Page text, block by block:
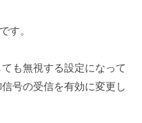
す。
も無視する設定になって
号の受信を有効に変更し